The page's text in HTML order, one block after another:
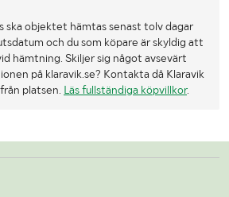
ska objektet hämtas senast tolv dagar
och du som köpare är skyldig att
hämtning. Skiljer sig något avsevärt
på klaravik.se? Kontakta då Klaravik
platsen. Läs fullständiga köpvillkor.